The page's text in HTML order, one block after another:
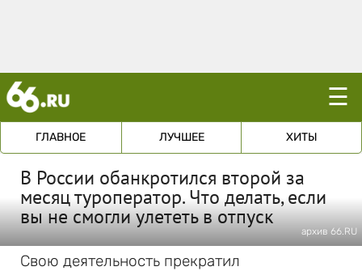
☰
ГЛАВНОЕ ЛУЧШЕЕ ХИТЫ
В России обанкротился второй за
месяц туроператор. Что делать, если
вы не смогли улететь в отпуск
архив 66.RU
Свою деятельность прекратил